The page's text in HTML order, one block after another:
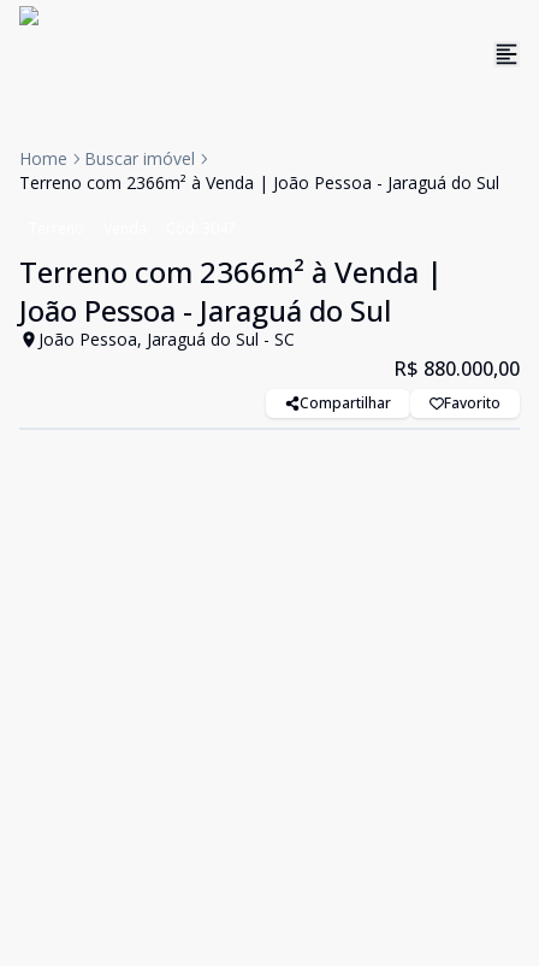
Home
Buscar imóvel
Terreno com 2366m² à Venda | João Pessoa - Jaraguá do Sul
Terreno com 2366m² à Venda |
João Pessoa - Jaraguá do Sul
João Pessoa, Jaraguá do Sul - SC
R$ 880.000,00
Compartilhar Favorito